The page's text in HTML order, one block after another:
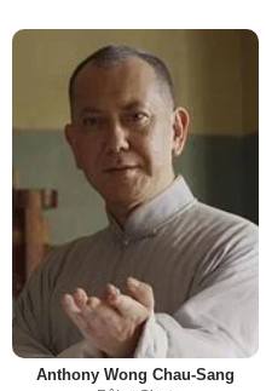
Anthony Wong Chau-Sang